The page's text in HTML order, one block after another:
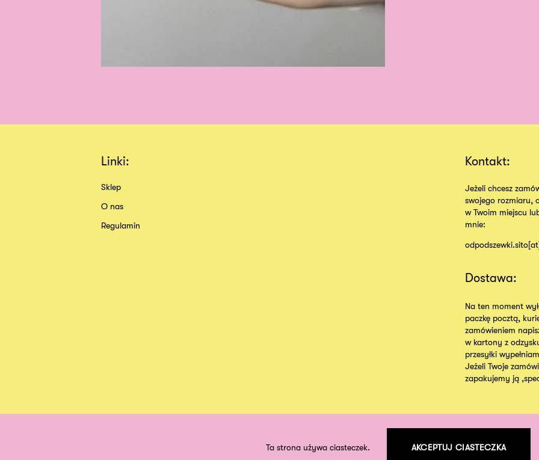
Linki:
Sklep
O nas
Regulamin
Kontakt:
Jeżeli chcesz
swojego rozmiaru,
w Twoim miejscu
mnie:
Dostawa:
Na ten moment
paczkę pocztą,
zamówieniem
w kartony z
przesyłki
Jeżeli Twoje
zapakujemy ją
©2026 odpodszewki
Ta strona używa ciasteczek. AKCEPTUJ CIASTECZKA